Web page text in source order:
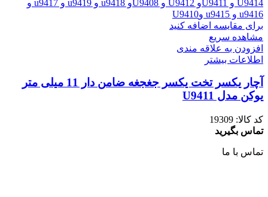
برای مقایسه اضافه کنید
مشاهده سریع
افزودن به علاقه مندی
اطلاعات بیشتر
آچار یکسر تخت یکسر جغجغه ضامن دار 11 میلی متر
یوکن مدل U9411
کد کالا: 19309
تماس بگیرید
تماس با ما